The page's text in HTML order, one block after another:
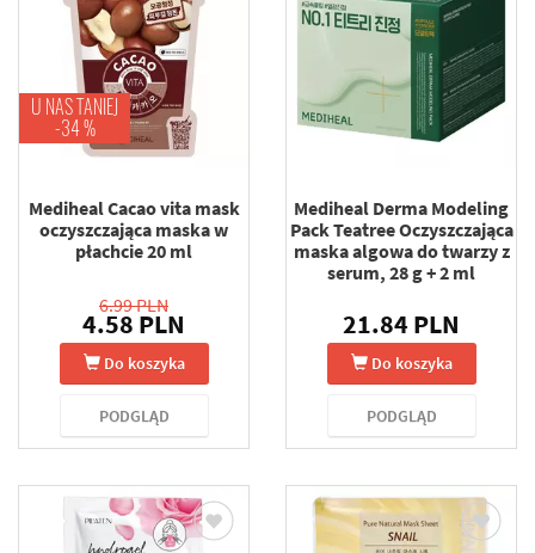
U NAS TANIEJ
-34 %
Mediheal Cacao vita mask
oczyszczająca maska w
płachcie 20 ml
6.99 PLN
4.58 PLN
Do koszyka
PODGLĄD
Mediheal Derma Modeling
Pack Teatree Oczyszczająca
maska algowa do twarzy z
serum, 28 g + 2 ml
21.84 PLN
Do koszyka
PODGLĄD